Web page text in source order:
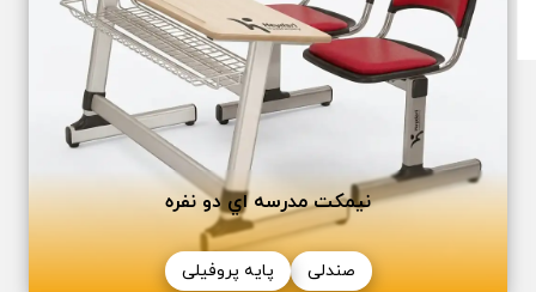
نیمکت مدرسه اي دو نفره
صندلی پایه پروفیلی